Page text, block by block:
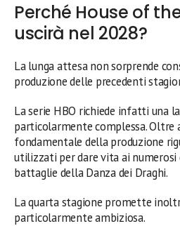
Perché House of
uscirà nel 2028?
La lunga attesa non sorprende
produzione delle precedenti
La serie HBO richiede infatti una
particolarmente complessa. Oltre
fondamentale della produzione
utilizzati per dare vita ai numerosi
battaglie della Danza dei Draghi.
La quarta stagione promette
particolarmente ambiziosa.